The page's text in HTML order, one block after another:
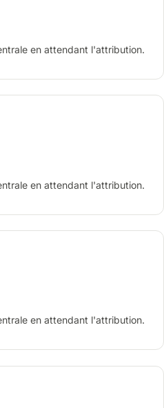
en attendant l'attribution.
en attendant l'attribution.
en attendant l'attribution.